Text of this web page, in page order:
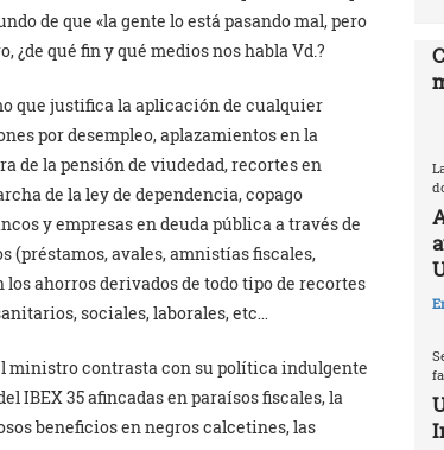
de que «la gente lo está pasando mal, pero
¿de qué fin y qué medios nos habla Vd.?
que justifica la aplicación de cualquier
por desempleo, aplazamientos en la
de la pensión de viudedad, recortes en
de la ley de dependencia, copago
y empresas en deuda pública a través de
(préstamos, avales, amnistías fiscales,
los ahorros derivados de todo tipo de recortes
sociales, laborales, etc…
ministro contrasta con su política indulgente
IBEX 35 afincadas en paraísos fiscales, la
beneficios en negros calcetines, las